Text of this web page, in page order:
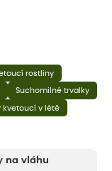
rostliny
Suchomilné trvalky
kvetoucí v létě
na vláhu